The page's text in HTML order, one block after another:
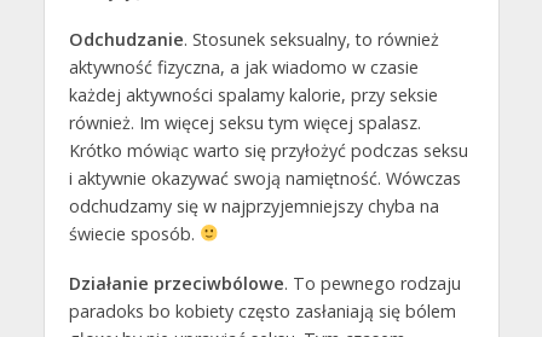
Odchudzanie. Stosunek seksualny, to również
aktywność fizyczna, a jak wiadomo w czasie
każdej aktywności spalamy kalorie, przy seksie
również. Im więcej seksu tym więcej spalasz.
Krótko mówiąc warto się przyłożyć podczas seksu
i aktywnie okazywać swoją namiętność. Wówczas
odchudzamy się w najprzyjemniejszy chyba na
świecie sposób.
Działanie przeciwbólowe. To pewnego rodzaju
paradoks bo kobiety często zasłaniają się bólem